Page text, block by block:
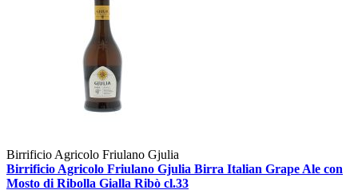
Birrificio Agricolo Friulano Gjulia
Birrificio Agricolo Friulano Gjulia Birra Italian Grape Ale con
Mosto di Ribolla Gialla Ribò cl.33